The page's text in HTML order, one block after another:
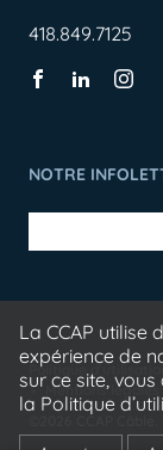
418.849.7125
NOTRE
Politique d'utilisation
Mentions légales
La CCAP utilise
expérience de
sur ce site,
la Politique